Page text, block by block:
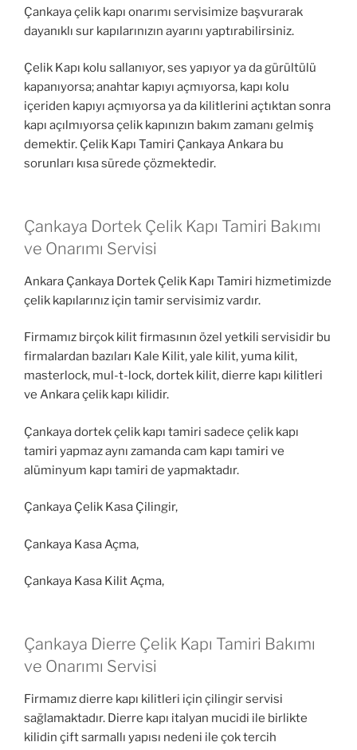
Çankaya çelik kapı onarımı servisimize başvurarak
dayanıklı sur kapılarınızın ayarını yaptırabilirsiniz.
Çelik Kapı kolu sallanıyor, ses yapıyor ya da gürültülü
kapanıyorsa; anahtar kapıyı açmıyorsa, kapı kolu
içeriden kapıyı açmıyorsa ya da kilitlerini açtıktan sonra
kapı açılmıyorsa çelik kapınızın bakım zamanı gelmiş
demektir. Çelik Kapı Tamiri Çankaya Ankara bu
sorunları kısa sürede çözmektedir.
Çankaya Dortek Çelik Kapı Tamiri Bakımı
ve Onarımı Servisi
Ankara Çankaya Dortek Çelik Kapı Tamiri hizmetimizde
çelik kapılarınız için tamir servisimiz vardır.
Firmamız birçok kilit firmasının özel yetkili servisidir bu
firmalardan bazıları Kale Kilit, yale kilit, yuma kilit,
masterlock, mul-t-lock, dortek kilit, dierre kapı kilitleri
ve Ankara çelik kapı kilidir.
Çankaya dortek çelik kapı tamiri sadece çelik kapı
tamiri yapmaz aynı zamanda cam kapı tamiri ve
alüminyum kapı tamiri de yapmaktadır.
Çankaya Çelik Kasa Çilingir,
Çankaya Kasa Açma,
Çankaya Kasa Kilit Açma,
Çankaya Dierre Çelik Kapı Tamiri Bakımı
ve Onarımı Servisi
Firmamız dierre kapı kilitleri için çilingir servisi
sağlamaktadır. Dierre kapı italyan mucidi ile birlikte
kilidin çift sarmallı yapısı nedeni ile çok tercih